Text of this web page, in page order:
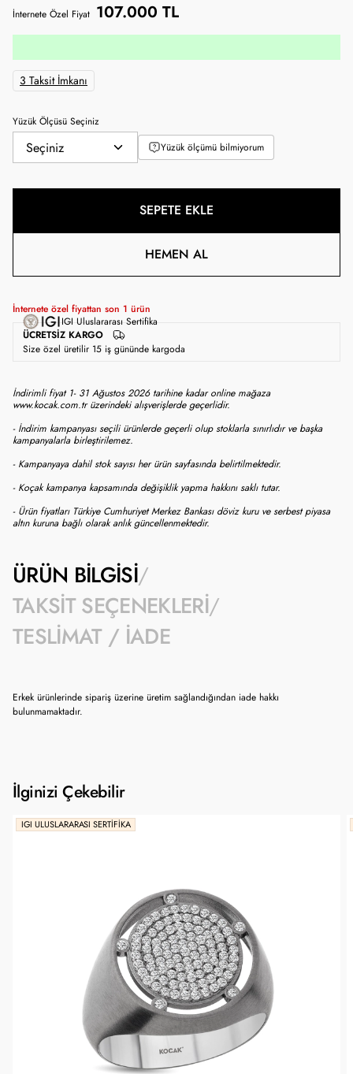
İnternete Özel Fiyat 107.000 TL
3 Taksit İmkanı
Yüzük Ölçüsü Seçiniz
Yüzük ölçümü bilmiyorum
SEPETE EKLE
HEMEN AL
İnternete özel fiyattan son 1 ürün
ÜCRETSIZ KARGO
IGI Uluslararası Sertifika
Size özel üretilir 15 iş gününde kargoda
İndirimli fiyat 1- 31 Ağustos 2026 tarihine kadar online mağaza
www.kocak.com.tr üzerindeki alışverişlerde geçerlidir.
- İndirim kampanyası seçili ürünlerde geçerli olup stoklarla sınırlıdır ve başka
kampanyalarla birleştirilemez.
- Kampanyaya dahil stok sayısı her ürün sayfasında belirtilmektedir.
- Koçak kampanya kapsamında değişiklik yapma hakkını saklı tutar.
- Ürün fiyatları Türkiye Cumhuriyet Merkez Bankası döviz kuru ve serbest piyasa
altın kuruna bağlı olarak anlık güncellenmektedir.
ÜRÜN BILGISI
TAKSIT SEÇENEKLERI
TESLIMAT / İADE
Erkek ürünlerinde sipariş üzerine üretim sağlandığından iade hakkı
bulunmamaktadır.
İlginizi Çekebilir
IGI ULUSLARARASI SERTIFIKA